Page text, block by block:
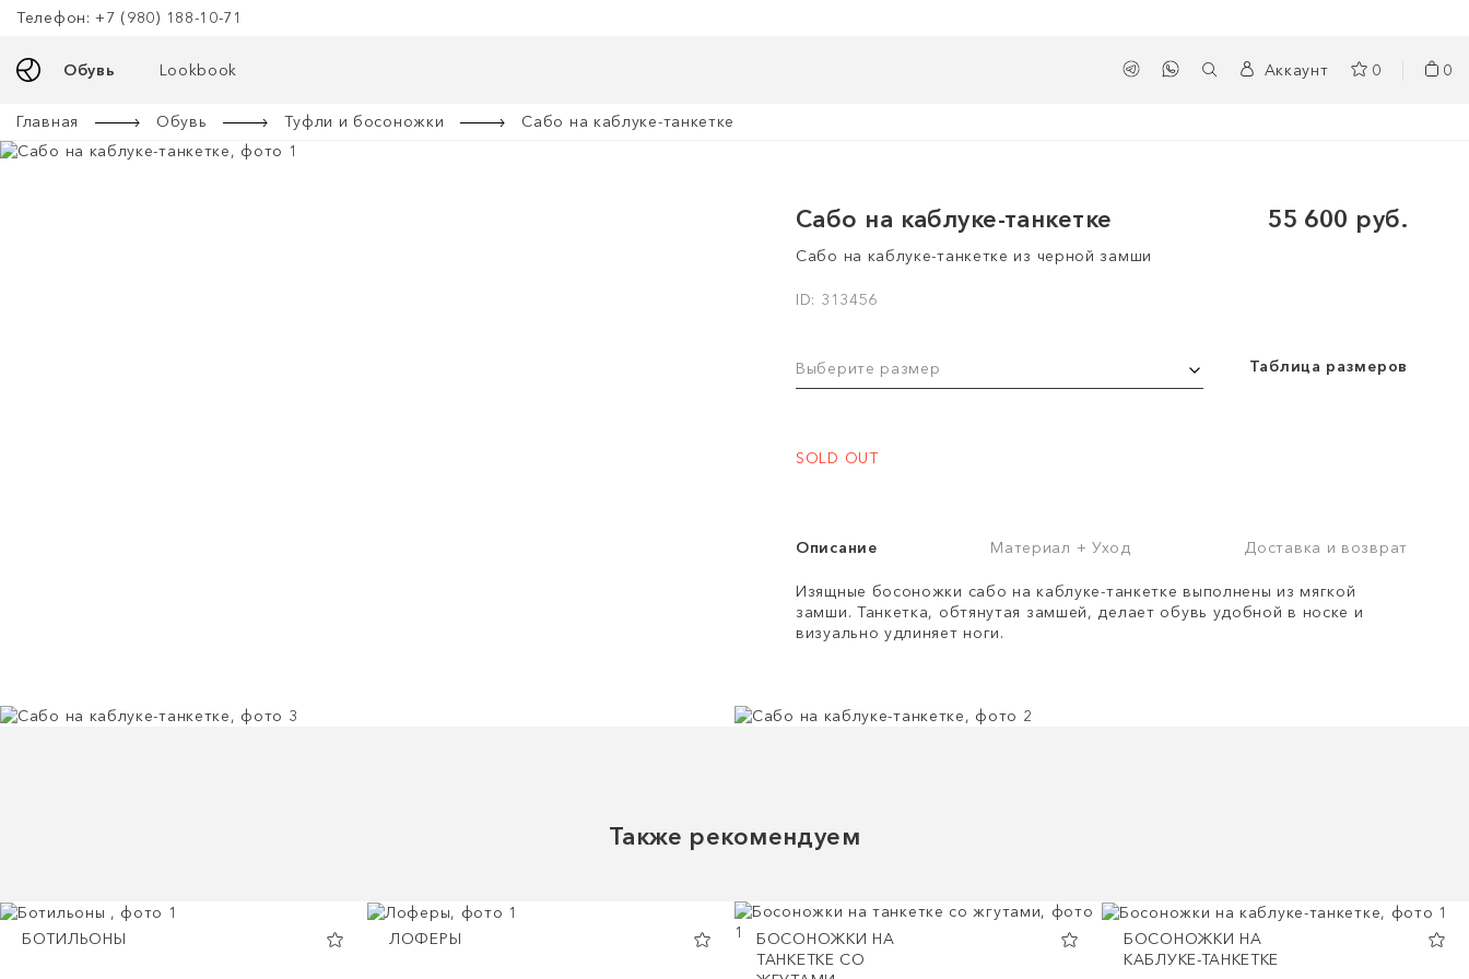
Телефон: +7 (980) 188-10-71
Обувь Lookbook Аккаунт 0 0
Главная Обувь Туфли и босоножки Сабо на каблуке-танкетке
Сабо на каблуке-танкетке 55 600 руб.
Сабо на каблуке-танкетке из черной замши
ID: 313456
Выберите размер Таблица размеров
SOLD OUT
Описание Материал + Уход Доставка и возврат
Изящные босоножки сабо на каблуке-танкетке выполнены из мягкой
замши. Танкетка, обтянутая замшей, делает обувь удобной в носке и
визуально удлиняет ноги.
Также рекомендуем
БОТИЛЬОНЫ ЛОФЕРЫ
БОСОНОЖКИ НА
ТАНКЕТКЕ СО
БОСОНОЖКИ НА
КАБЛУКЕ-ТАНКЕТКЕ